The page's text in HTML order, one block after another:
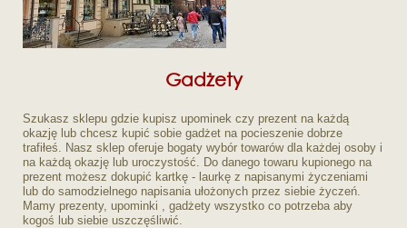
Gadżety
Szukasz sklepu gdzie kupisz upominek czy prezent na każdą
okazję lub chcesz kupić sobie gadżet na pocieszenie dobrze
trafiłeś. Nasz sklep oferuje bogaty wybór towarów dla każdej osoby i
na każdą okazję lub uroczystość. Do danego towaru kupionego na
prezent możesz dokupić kartkę - laurkę z napisanymi życzeniami
lub do samodzielnego napisania ułożonych przez siebie życzeń.
Mamy prezenty, upominki , gadżety wszystko co potrzeba aby
kogoś lub siebie uszczęśliwić.